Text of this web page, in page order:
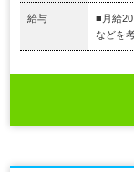
給与
■月給
などを